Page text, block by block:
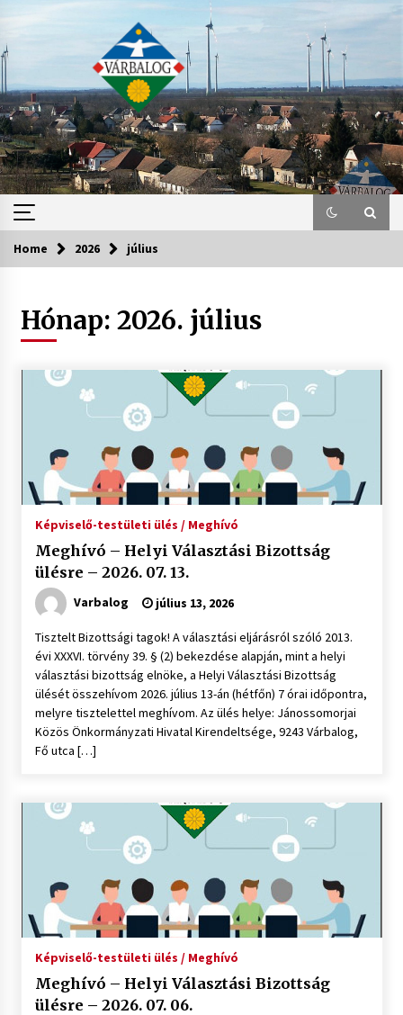
content
Home 2026 július
Hónap: 2026. július
Képviselő-testületi ülés / Meghívó
Meghívó – Helyi Választási Bizottság
ülésre – 2026. 07. 13.
Varbalog július 13, 2026
Tisztelt Bizottsági tagok! A választási eljárásról szóló 2013.
évi XXXVI. törvény 39. § (2) bekezdése alapján, mint a helyi
választási bizottság elnöke, a Helyi Választási Bizottság
ülését összehívom 2026. július 13-án (hétfőn) 7 órai időpontra,
melyre tisztelettel meghívom. Az ülés helye: Jánossomorjai
Közös Önkormányzati Hivatal Kirendeltsége, 9243 Várbalog,
Fő utca […]
Képviselő-testületi ülés / Meghívó
Meghívó – Helyi Választási Bizottság
ülésre – 2026. 07. 06.